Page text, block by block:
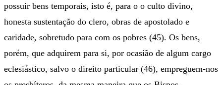
possuir bens temporais, isto é, para o o culto divino,
honesta sustentação do clero, obras de apostolado e
caridade, sobretudo para com os pobres (45). Os bens,
porém, que adquirem para si, por ocasião de algum cargo
eclesiástico, salvo o direito particular (46), empreguem-nos